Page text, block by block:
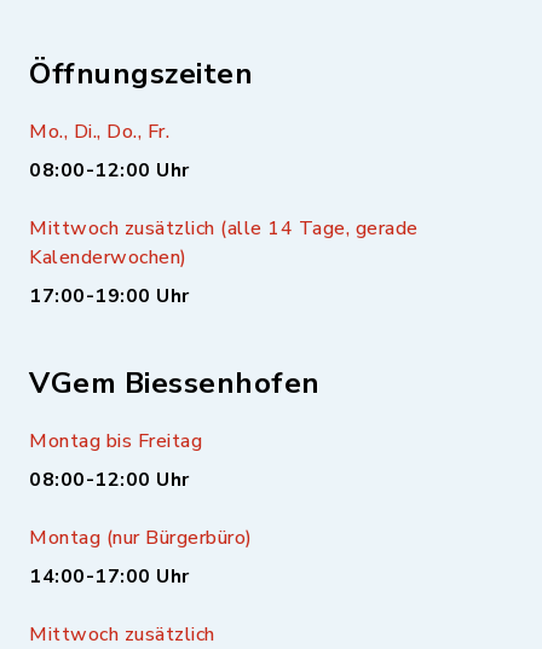
Öffnungszeiten
Mo., Di., Do., Fr.
08:00-12:00 Uhr
Mittwoch zusätzlich (alle 14 Tage, gerade
Kalenderwochen)
17:00-19:00 Uhr
VGem Biessenhofen
Montag bis Freitag
08:00-12:00 Uhr
Montag (nur Bürgerbüro)
14:00-17:00 Uhr
Mittwoch zusätzlich